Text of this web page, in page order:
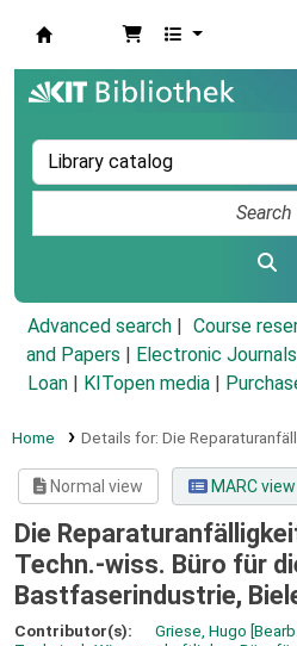
Advanced search Course
and Papers
Electronic Journals
Loan
KITopen media
Home Details for: Die
Normal view MARC view
Die
Techn.-wiss. Büro für
Bastfaserindustrie,
Contributor(s): Griese, Hugo